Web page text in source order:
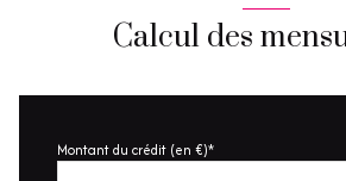
Calcul des
Montant du crédit (en €)*